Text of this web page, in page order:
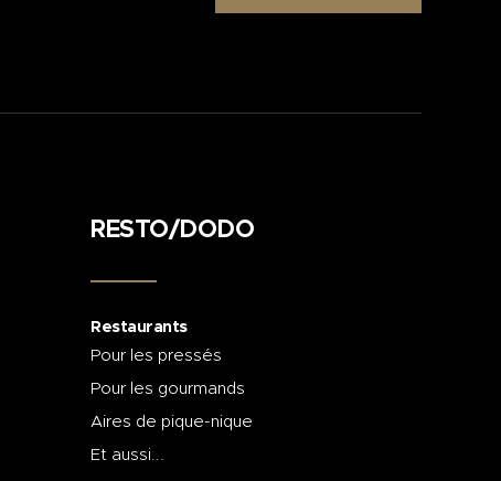
RESTO/DODO
Restaurants
Pour les pressés
Pour les gourmands
Aires de pique-nique
Et aussi...